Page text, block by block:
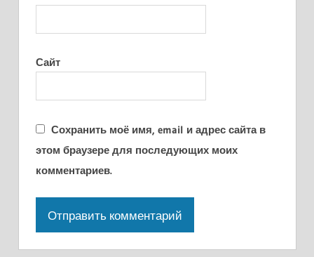
Сайт
Сохранить моё имя, email и адрес сайта в
этом браузере для последующих моих
комментариев.